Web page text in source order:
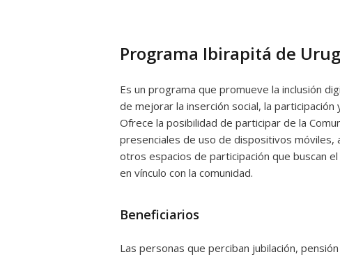
Programa Ibirapitá de
Es un programa que promueve la inclusión
de mejorar la inserción social, la participación
Ofrece la posibilidad de participar de la
presenciales de uso de dispositivos móviles,
otros espacios de participación que buscan
en vínculo con la comunidad.
Beneficiarios
Las personas que perciban jubilación,